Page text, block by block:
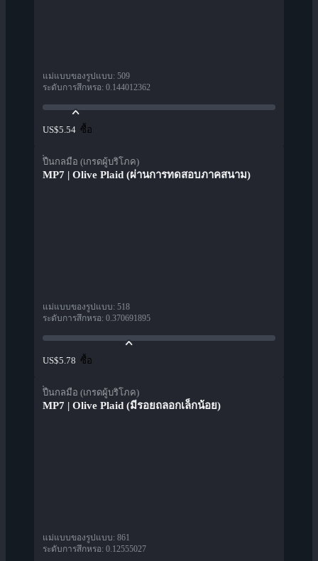
แม่แบบของรูปแบบ: 509
ระดับการสึกหรอ: 0.144012362
US$5.54 ซื้อ
ปืนกลมือ (เกรดผู้บริโภค)
MP7 | Olive Plaid (ผ่านการทดสอบภาคสนาม)
แม่แบบของรูปแบบ: 518
ระดับการสึกหรอ: 0.370691895
US$5.78 ซื้อ
ปืนกลมือ (เกรดผู้บริโภค)
MP7 | Olive Plaid (มีรอยถลอกเล็กน้อย)
แม่แบบของรูปแบบ: 861
ระดับการสึกหรอ: 0.12555027